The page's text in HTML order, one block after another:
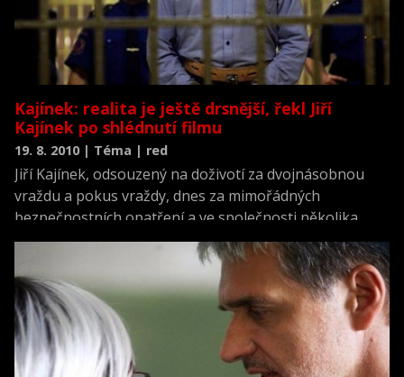
Kajínek: realita je ještě drsnější, řekl Jiří
Kajínek po shlédnutí filmu
19. 8. 2010 | Téma | red
Jiří Kajínek, odsouzený na doživotí za dvojnásobnou
vraždu a pokus vraždy, dnes za mimořádných
bezpečnostních opatření a ve společnosti několika
vězňů, dozorců zhlédl film Petra Jákla Kajínek, jehož děj
je inspirovaný právě příběhem známého českého
vězně. Snímek viděl ve společenské místnosti věznice v
Karviné.